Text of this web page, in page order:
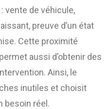
vente de véhicule,
preuve d’un état
Cette proximité
aussi d’obtenir des
Ainsi, le
inutiles et choisit
besoin réel.